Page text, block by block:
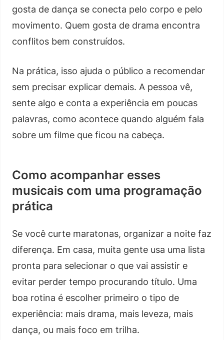
gosta de dança se conecta pelo corpo e pelo
movimento. Quem gosta de drama encontra
conflitos bem construídos.
Na prática, isso ajuda o público a recomendar
sem precisar explicar demais. A pessoa vê,
sente algo e conta a experiência em poucas
palavras, como acontece quando alguém fala
sobre um filme que ficou na cabeça.
Como acompanhar esses
musicais com uma programação
prática
Se você curte maratonas, organizar a noite faz
diferença. Em casa, muita gente usa uma lista
pronta para selecionar o que vai assistir e
evitar perder tempo procurando título. Uma
boa rotina é escolher primeiro o tipo de
experiência: mais drama, mais leveza, mais
dança, ou mais foco em trilha.